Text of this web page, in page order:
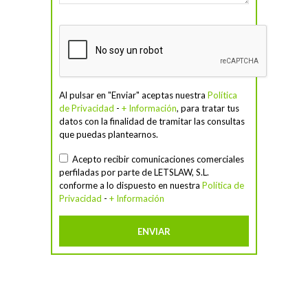
Al pulsar en "Enviar" aceptas nuestra Política
de Privacidad - + Información, para tratar tus
datos con la finalidad de tramitar las consultas
que puedas plantearnos.
Acepto recibir comunicaciones comerciales
perfiladas por parte de LETSLAW, S.L.
conforme a lo dispuesto en nuestra Política de
Privacidad - + Información